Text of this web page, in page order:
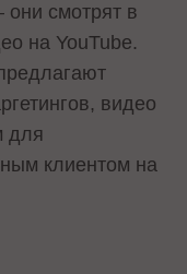
они смотрят в
на YouTube.
видео
для
клиентом на